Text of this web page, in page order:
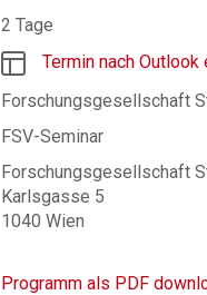
2 Tage
Termin nach
Forschungsgesellschaft
FSV-Seminar
Forschungsgesellschaft
Karlsgasse 5
1040 Wien
Programm als PDF